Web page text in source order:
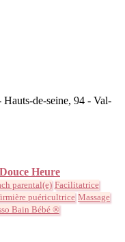
Hauts-de-seine, 94 - Val-
Heure
parental(e) Facilitatrice
puéricultrice Massage
Bain Bébé ®